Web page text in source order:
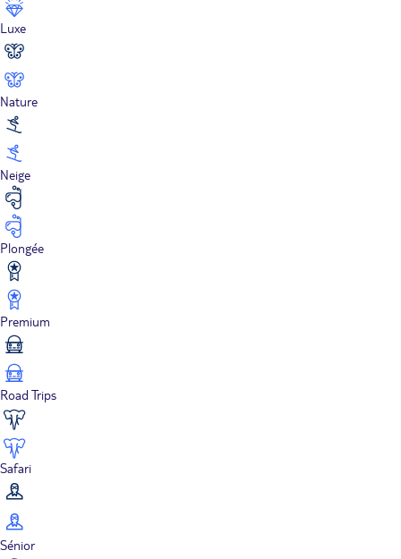
Luxe
Nature
Neige
Plongée
Premium
Road Trips
Safari
Sénior